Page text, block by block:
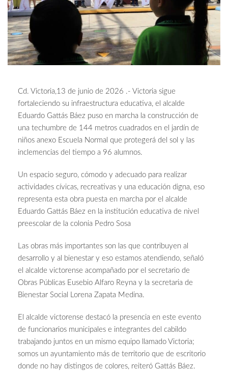
Cd. Victoria,13 de junio de 2026 .- Victoria sigue
fortaleciendo su infraestructura educativa, el alcalde
Eduardo Gattás Báez puso en marcha la construcción de
una techumbre de 144 metros cuadrados en el jardín de
niños anexo Escuela Normal que protegerá del sol y las
inclemencias del tiempo a 96 alumnos.
Un espacio seguro, cómodo y adecuado para realizar
actividades cívicas, recreativas y una educación digna, eso
representa esta obra puesta en marcha por el alcalde
Eduardo Gattás Báez en la institución educativa de nivel
preescolar de la colonia Pedro Sosa
Las obras más importantes son las que contribuyen al
desarrollo y al bienestar y eso estamos atendiendo, señaló
el alcalde victorense acompañado por el secretario de
Obras Públicas Eusebio Alfaro Reyna y la secretaria de
Bienestar Social Lorena Zapata Medina.
El alcalde victorense destacó la presencia en este evento
de funcionarios municipales e integrantes del cabildo
trabajando juntos en un mismo equipo llamado Victoria;
somos un ayuntamiento más de territorio que de escritorio
donde no hay distingos de colores, reiteró Gattás Báez.